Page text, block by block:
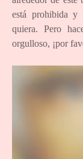
está prohibida y
quiera. Pero
orgulloso, ¡por